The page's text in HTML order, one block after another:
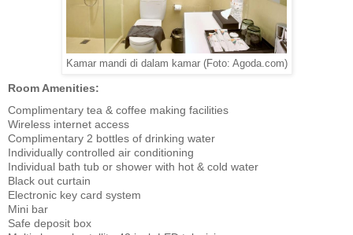
Kamar mandi di dalam kamar (Foto: Agoda.com)
Room Amenities:
Complimentary tea & coffee making facilities
Wireless internet access
Complimentary 2 bottles of drinking water
Individually controlled air conditioning
Individual bath tub or shower with hot & cold water
Black out curtain
Electronic key card system
Mini bar
Safe deposit box